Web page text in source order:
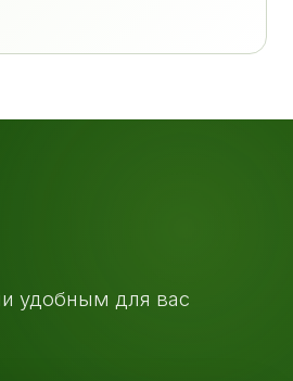
удобным для вас